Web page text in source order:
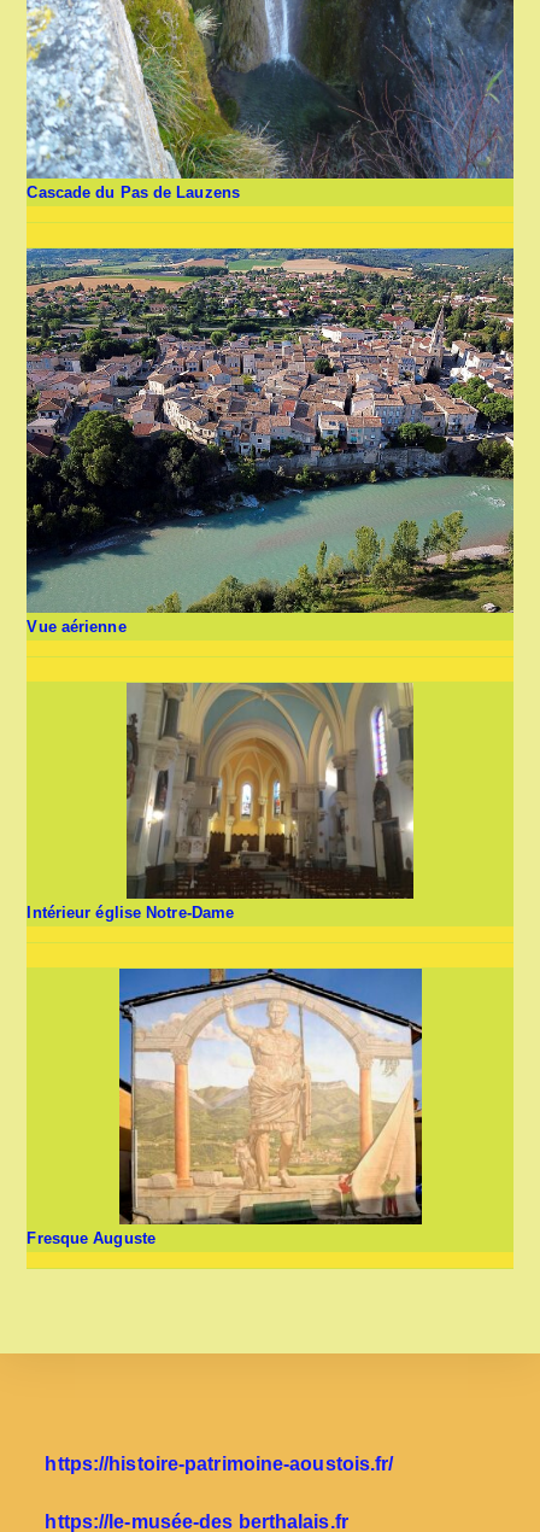
Cascade du Pas de Lauzens
Vue aérienne
Intérieur église Notre-Dame
Fresque Auguste
https://histoire-patrimoine-aoustois.fr/
https://le-musée-des berthalais.fr